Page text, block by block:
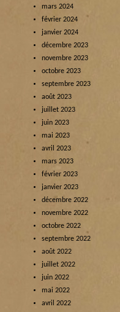
mars 2024
février 2024
janvier 2024
décembre 2023
novembre 2023
octobre 2023
septembre 2023
août 2023
juillet 2023
juin 2023
mai 2023
avril 2023
mars 2023
février 2023
janvier 2023
décembre 2022
novembre 2022
octobre 2022
septembre 2022
août 2022
juillet 2022
juin 2022
mai 2022
avril 2022